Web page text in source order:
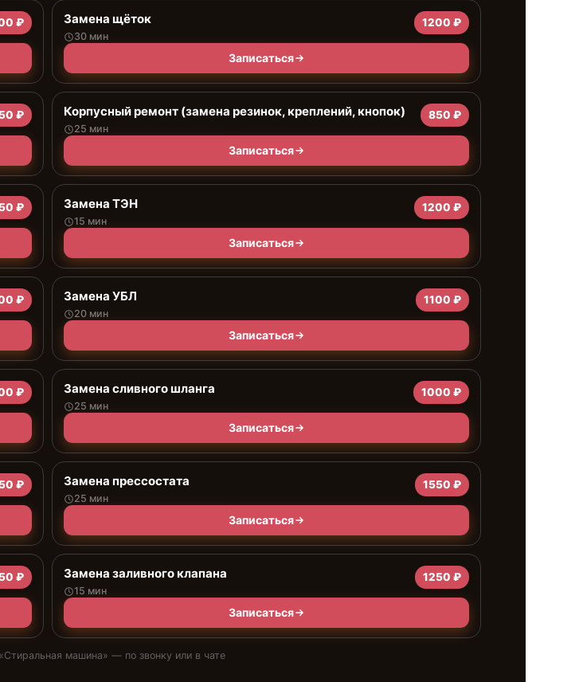
₽ Замена щёток
30 мин
1200 ₽
Записаться
₽ Корпусный ремонт (замена резинок, креплений, кнопок)
25 мин
850 ₽
Записаться
₽ Замена ТЭН
15 мин
1200 ₽
Записаться
₽ Замена УБЛ
20 мин
1100 ₽
Записаться
₽ Замена сливного шланга
25 мин
1000 ₽
Записаться
₽ Замена прессостата
25 мин
1550 ₽
Записаться
₽ Замена заливного клапана
15 мин
1250 ₽
Записаться
Стиральная машина» — по звонку или в чате